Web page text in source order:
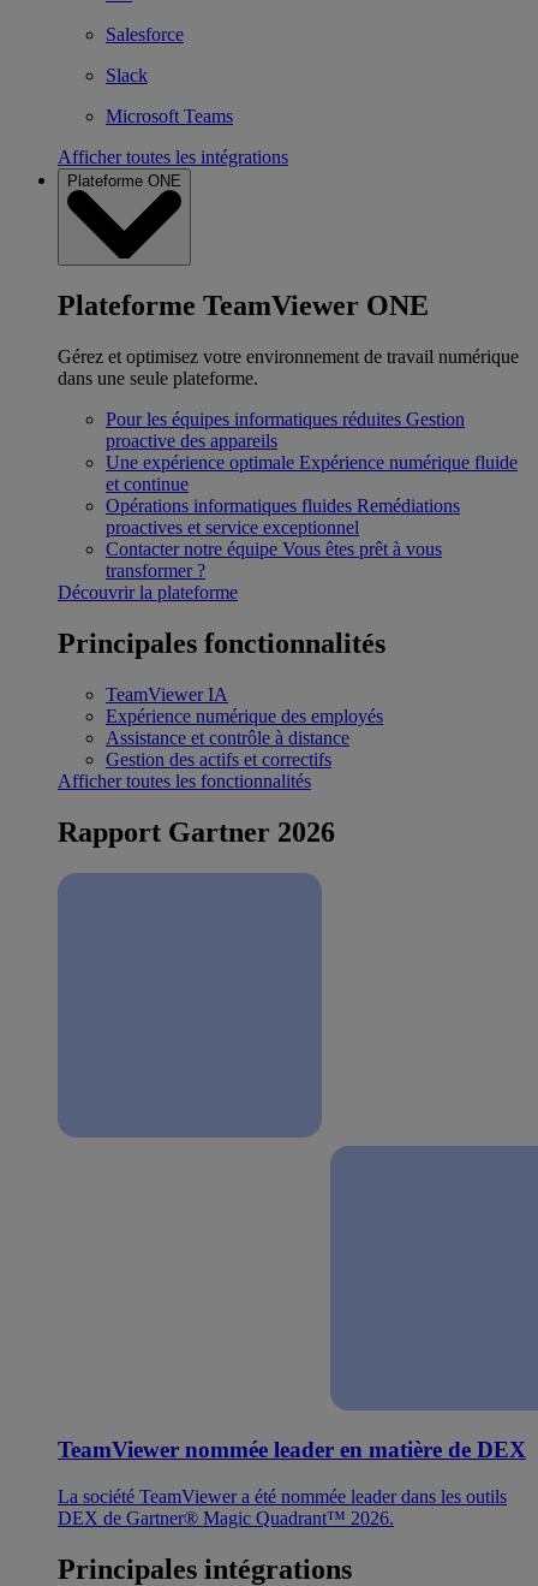
Salesforce
Slack
Microsoft Teams
Afficher toutes les intégrations
Plateforme ONE
Plateforme TeamViewer ONE
Gérez et optimisez votre environnement de travail numérique
dans une seule plateforme.
Pour les équipes informatiques réduites Gestion
proactive des appareils
Une expérience optimale Expérience numérique fluide
et continue
Opérations informatiques fluides Remédiations
proactives et service exceptionnel
Contacter notre équipe Vous êtes prêt à vous
transformer ?
Découvrir la plateforme
Principales fonctionnalités
TeamViewer IA
Expérience numérique des employés
Assistance et contrôle à distance
Gestion des actifs et correctifs
Afficher toutes les fonctionnalités
Rapport Gartner 2026
TeamViewer nommée leader en matière de DEX
La société TeamViewer a été nommée leader dans les outils
DEX de Gartner® Magic Quadrant™ 2026.
Principales intégrations